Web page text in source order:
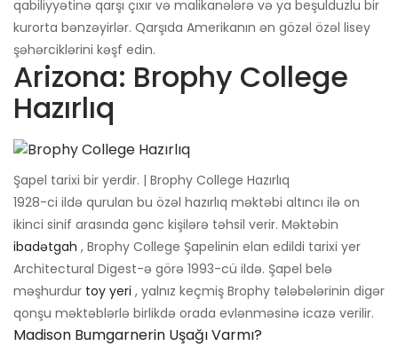
qabiliyyətinə qarşı çıxır və malikanələrə və ya beşulduzlu bir
kurorta bənzəyirlər. Qarşıda Amerikanın ən gözəl özəl lisey
şəhərciklərini kəşf edin.
Arizona: Brophy College
Hazırlıq
Şapel tarixi bir yerdir. | Brophy College Hazırlıq
1928-ci ildə qurulan bu özəl hazırlıq məktəbi altıncı ilə on
ikinci sinif arasında gənc kişilərə təhsil verir. Məktəbin
ibadətgah , Brophy College Şapelinin elan edildi tarixi yer
Architectural Digest-ə görə 1993-cü ildə. Şapel belə
məşhurdur toy yeri , yalnız keçmiş Brophy tələbələrinin digər
qonşu məktəblərlə birlikdə orada evlənməsinə icazə verilir.
Madison Bumgarnerin Uşağı Varmı?